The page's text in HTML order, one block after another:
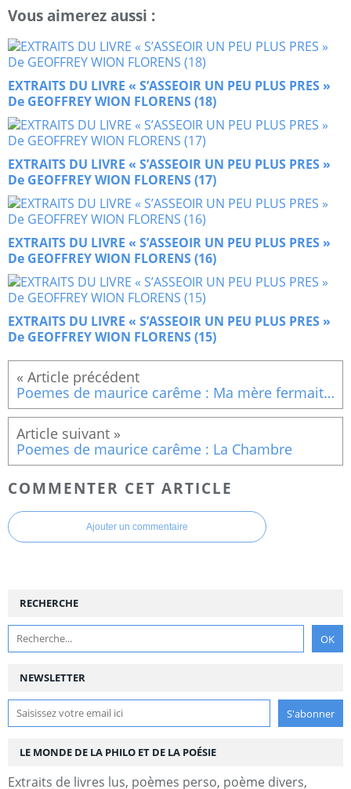
Vous aimerez aussi :
EXTRAITS DU LIVRE « S’ASSEOIR UN PEU PLUS PRES »
De GEOFFREY WION FLORENS (18)
EXTRAITS DU LIVRE « S’ASSEOIR UN PEU PLUS PRES »
De GEOFFREY WION FLORENS (17)
EXTRAITS DU LIVRE « S’ASSEOIR UN PEU PLUS PRES »
De GEOFFREY WION FLORENS (16)
EXTRAITS DU LIVRE « S’ASSEOIR UN PEU PLUS PRES »
De GEOFFREY WION FLORENS (15)
Poemes de maurice carême : Ma mère fermait la fenêtre
Poemes de maurice carême : La Chambre
COMMENTER CET ARTICLE
Ajouter un commentaire
NEWSLETTER
RECHERCHE
LE MONDE DE LA PHILO ET DE LA POÉSIE
Extraits de livres lus, poèmes perso, poème divers,